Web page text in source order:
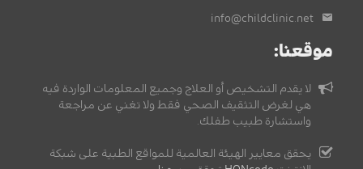
info@childclinic.net
موقعنا:
لا يقدم التشخيص أو العلاج وجميع المعلومات الواردة فيه
هي لغرض التثقيف الصحي فقط ولا تغني عن مراجعة
واستشارة طبيب طفلك.
يحقق معايير الهيئة العالمية للمواقع الطبية على شبكة